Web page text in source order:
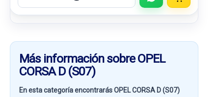
Más información sobre OPEL
CORSA D (S07)
En esta categoría encontrarás OPEL CORSA D (S07)